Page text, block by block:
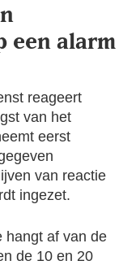
een alarm
reageert
van het
eerst
van reactie
ingezet.
hangt af van de
de 10 en 20